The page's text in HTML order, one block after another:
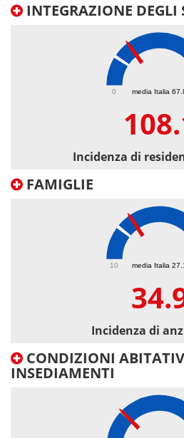
INTEGRAZIONE DEGLI
media Italia
0
Incidenza di
FAMIGLIE
media Italia
10
Incidenza di
CONDIZIONI
INSEDIAMENTI